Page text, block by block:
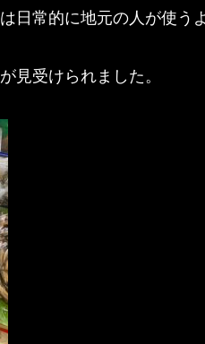
日常的に地元の人が使う
見受けられました。